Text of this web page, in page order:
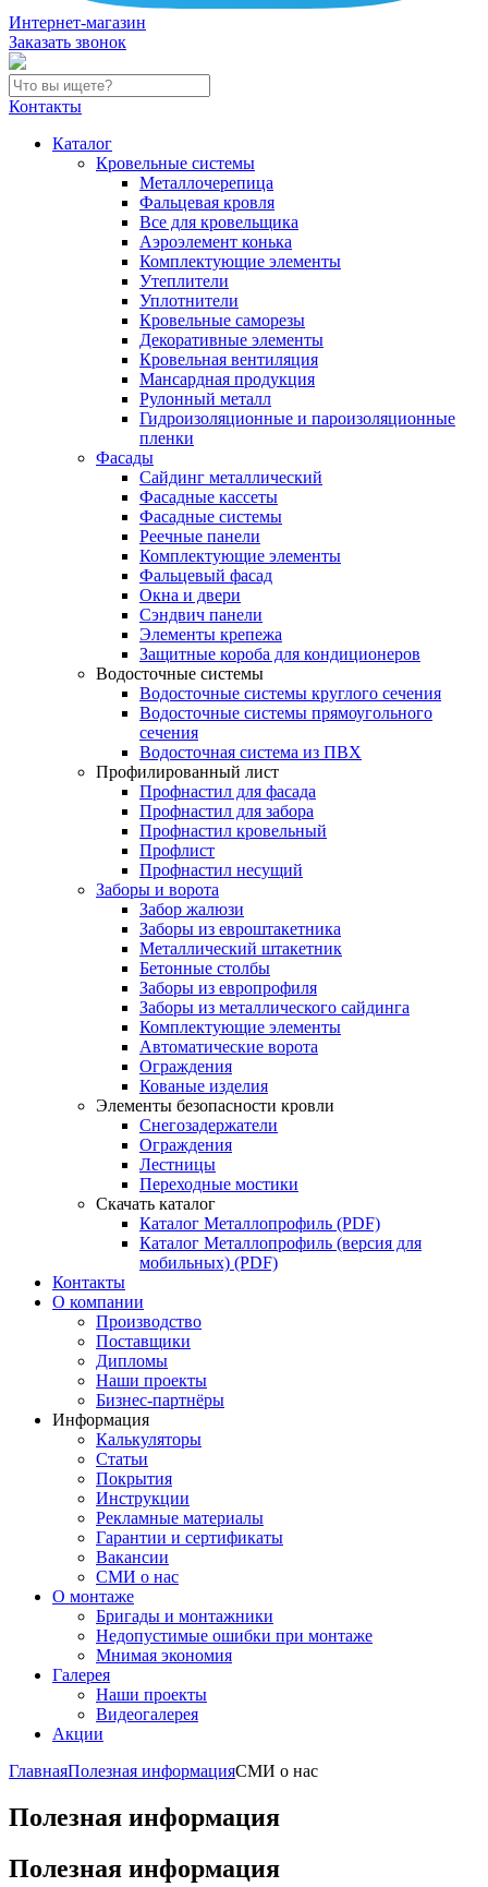
Интернет-магазин
Заказать звонок
Контакты
Каталог
Кровельные системы
Металлочерепица
Фальцевая кровля
Все для кровельщика
Аэроэлемент конька
Комплектующие элементы
Утеплители
Уплотнители
Кровельные саморезы
Декоративные элементы
Кровельная вентиляция
Мансардная продукция
Рулонный металл
Гидроизоляционные и пароизоляционные
пленки
Фасады
Сайдинг металлический
Фасадные кассеты
Фасадные системы
Реечные панели
Комплектующие элементы
Фальцевый фасад
Окна и двери
Сэндвич панели
Элементы крепежа
Защитные короба для кондиционеров
Водосточные системы
Водосточные системы круглого сечения
Водосточные системы прямоугольного
сечения
Водосточная система из ПВХ
Профилированный лист
Профнастил для фасада
Профнастил для забора
Профнастил кровельный
Профлист
Профнастил несущий
Заборы и ворота
Забор жалюзи
Заборы из евроштакетника
Металлический штакетник
Бетонные столбы
Заборы из европрофиля
Заборы из металлического сайдинга
Комплектующие элементы
Автоматические ворота
Ограждения
Кованые изделия
Элементы безопасности кровли
Снегозадержатели
Ограждения
Лестницы
Переходные мостики
Скачать каталог
Каталог Металлопрофиль (PDF)
Каталог Металлопрофиль (версия для
мобильных) (PDF)
Контакты
О компании
Производство
Поставщики
Дипломы
Наши проекты
Бизнес-партнёры
Информация
Калькуляторы
Статьи
Покрытия
Инструкции
Рекламные материалы
Гарантии и сертификаты
Вакансии
СМИ о нас
О монтаже
Бригады и монтажники
Недопустимые ошибки при монтаже
Мнимая экономия
Галерея
Наши проекты
Видеогалерея
Акции
ГлавнаяПолезная информацияСМИ о нас
Полезная информация
Полезная информация